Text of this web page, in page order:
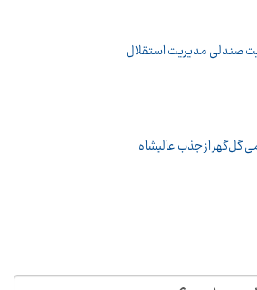
صندلی مدیریت استقلال
گل‌گهر از جذب عالیشاه